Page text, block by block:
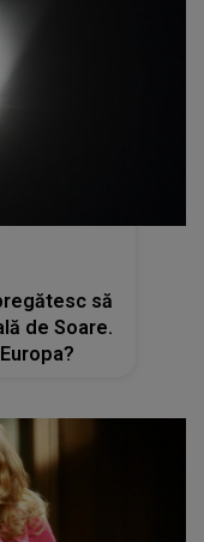
să
de Soare.